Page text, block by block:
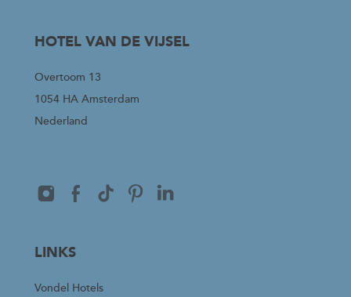
HOTEL VAN DE VIJSEL
Overtoom 13
1054 HA Amsterdam
Nederland
LINKS
Vondel Hotels